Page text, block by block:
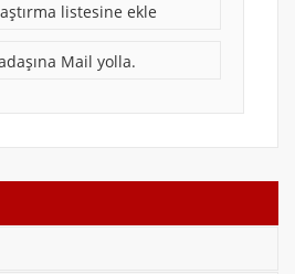
listesine ekle
Mail yolla.